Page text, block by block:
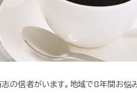
志の信者がいます。地域で8年間お悩